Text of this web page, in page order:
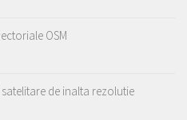
OSM
satelitare de inalta rezolutie